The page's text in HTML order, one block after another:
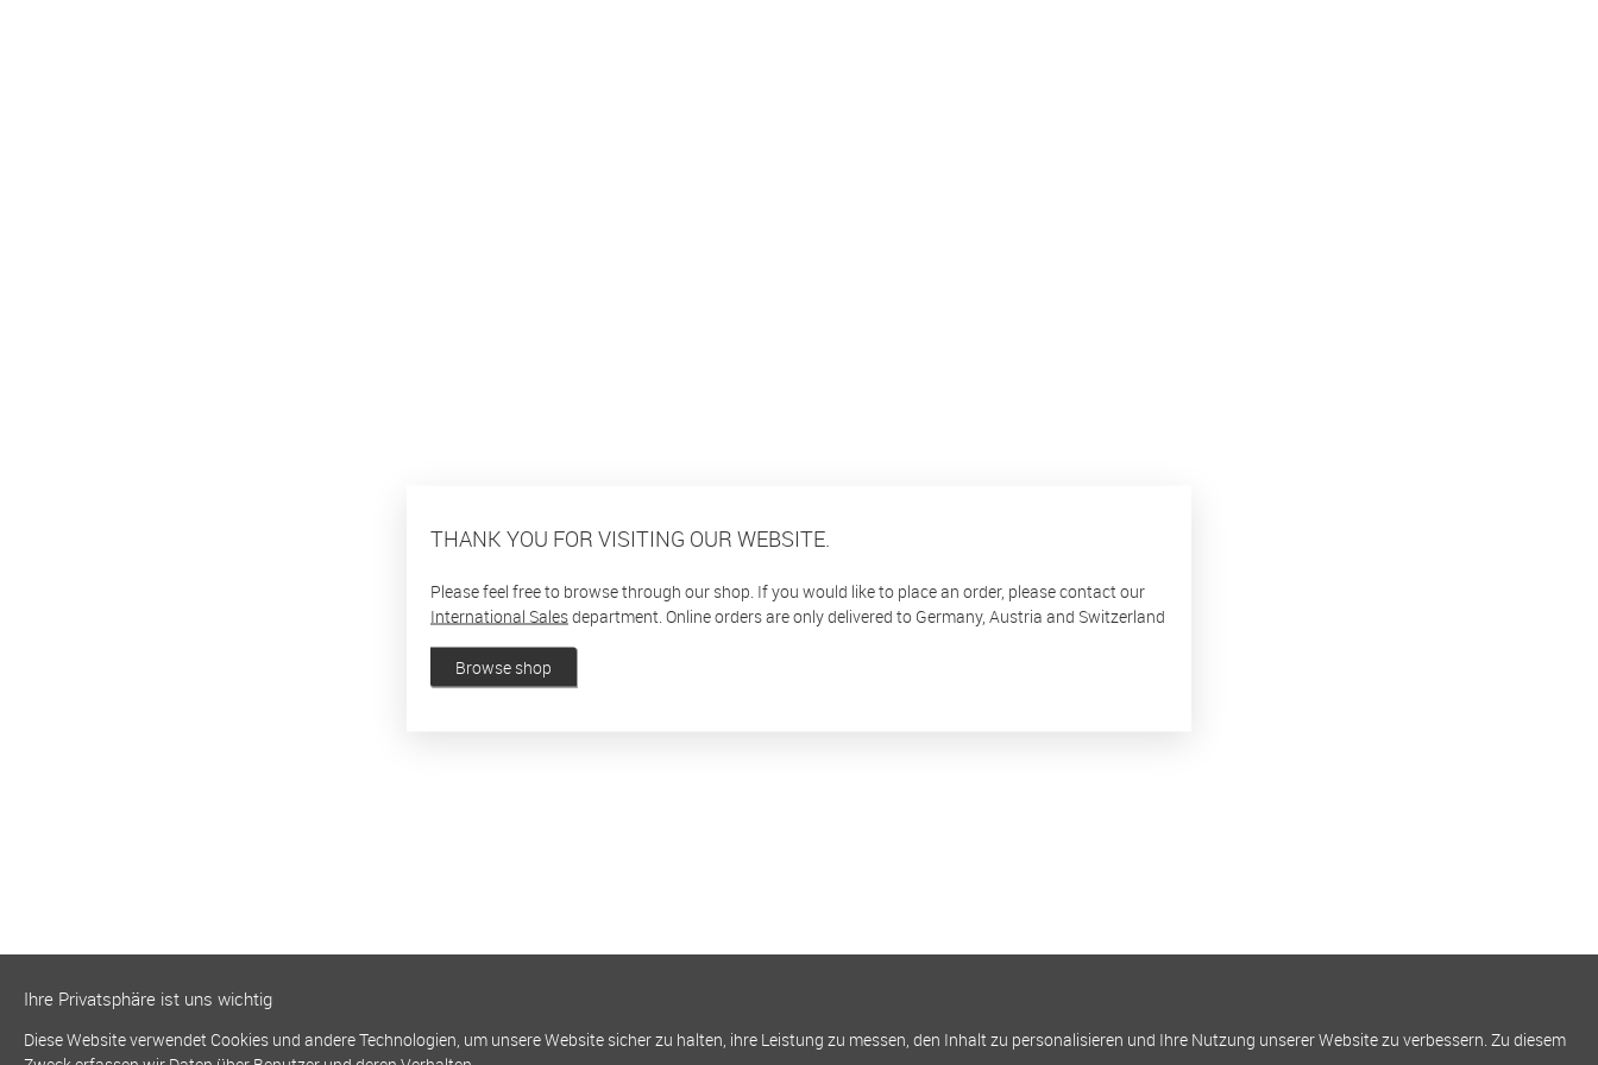
THANK YOU FOR VISITING OUR WEBSITE.
Please feel free to browse through our shop. If you would like to place an order, please contact our
International Salesdepartment. Online orders are only delivered to Germany, Austria and Switzerland
Browse shop
Ihre Privatsphäre ist uns wichtig
Diese Website verwendet Cookies und andere Technologien, um unsere Website sicher zu halten, ihre Leistung zu messen, den Inhalt zu personalisieren und Ihre Nutzung unserer Website zu verbessern. Zu diesem